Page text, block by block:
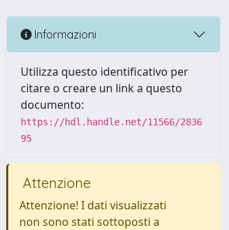
Informazioni
Utilizza questo identificativo per
citare o creare un link a questo
documento:
https://hdl.handle.net/11566/2836
95
Attenzione
Attenzione! I dati visualizzati
non sono stati sottoposti a